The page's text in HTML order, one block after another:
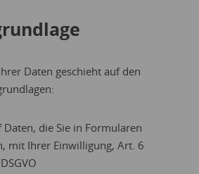
Daten geschieht auf den
Daten, die Sie in Formularen
mit Ihrer Einwilligung, Art. 6